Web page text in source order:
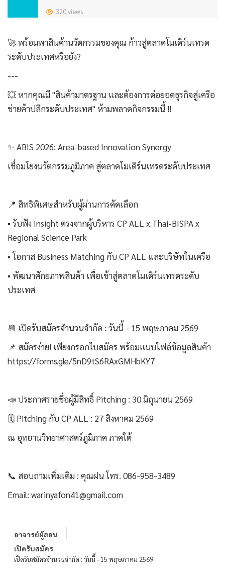
320 views
🚀 พร้อมพาสินค้านวัตกรรมของคุณ ก้าวสู่ตลาดโมเดิร์นเทรด
ระดับประเทศหรือยัง?
---
💥 หากคุณมี "สินค้ามาตรฐาน และต้องการต่อยอดธุรกิจสู่เครือ
ข่ายค้าปลีกระดับประเทศ" ห้ามพลาดกิจกรรมนี้ !!
✨ ABIS 2026: Area-based Innovation Synergy
เชื่อมโยงนวัตกรรมภูมิภาค สู่ตลาดโมเดิร์นเทรดระดับประเทศ
📍 สิทธิพิเศษสำหรับผู้ผ่านการคัดเลือก
▪️ รับฟัง Insight ตรงจากผู้บริหาร CP ALL x Thai-BISPA x
Regional Science Park
▪️ โอกาส Business Matching กับ CP ALL และบริษัทในเครือ
▪️ พัฒนาศักยภาพสินค้า เพื่อเข้าสู่ตลาดโมเดิร์นเทรดระดับ
ประเทศ
📆 เปิดรับสมัครจำนวนจำกัด : วันนี้ - 15 พฤษภาคม 2569
📌 สมัครง่าย! เพียงกรอกใบสมัคร พร้อมแนบไฟล์ข้อมูลสินค้า
https://forms.gle/5nD9tS6RAxGMHbKY7
📣 ประกาศรายชื่อผู้มีสิทธิ์ Pitching : 30 มิถุนายน 2569
🗓️ Pitching กับ CP ALL : 27 สิงหาคม 2569
ณ อุทยานวิทยาศาสตร์ภูมิภาค ภาคใต้
📞 สอบถามเพิ่มเติม : คุณฝน โทร. 086-958-3489
Email: warinyafon41@gmail.com
อาจารย์ผู้สอน
เปิดรับสมัคร
เปิดรับสมัครจำนวนจำกัด : วันนี้ - 15 พฤษภาคม 2569